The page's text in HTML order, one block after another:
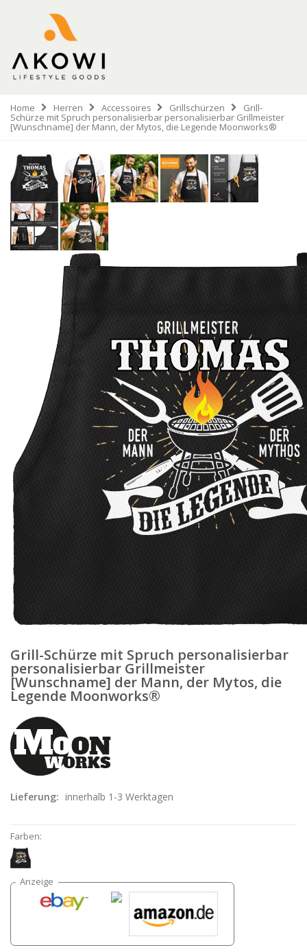
Home Herren Accessoires Grillschürzen Grill-
Schürze mit Spruch personalisierbar personalisierbar Grillmeister
[Wunschname] der Mann, der Mytos, die Legende Moonworks®
Grill-Schürze mit Spruch personalisierbar
personalisierbar Grillmeister
[Wunschname] der Mann, der Mytos, die
Legende Moonworks®
Lieferung: innerhalb 1-3 Werktagen
Farben: